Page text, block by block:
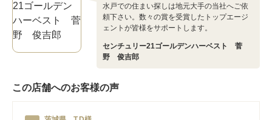
水戸での住まい探しは地元大手の当社へご依
頼下さい。数々の賞を受賞したトップエージ
ェントが皆様をサポートします。
センチュリー21ゴールデンハーベスト 菅
野 俊吉郎
この店舗へのお客様の声